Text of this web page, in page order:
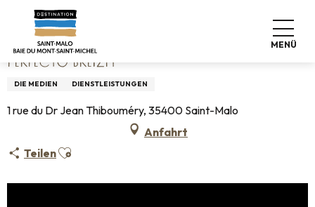
contenu
principal
MENÜ
Startseite
PERFECTO BREIZH
DIE MEDIEN DIENSTLEISTUNGEN
1 rue du Dr Jean Thibouméry, 35400 Saint-Malo
Anfahrt
TeilenAjouter aux favoris